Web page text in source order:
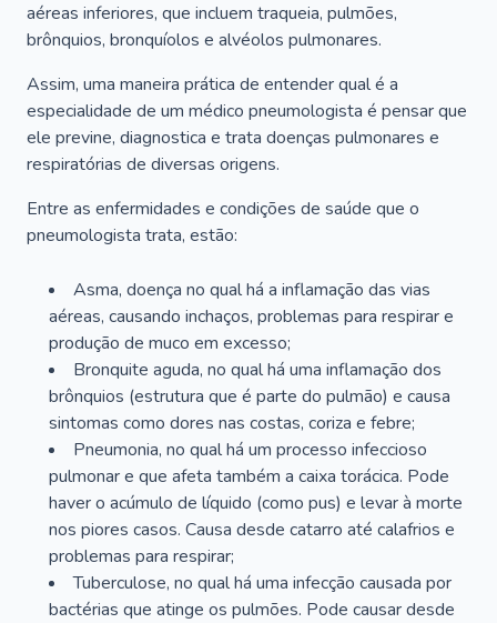
aéreas inferiores, que incluem traqueia, pulmões,
brônquios, bronquíolos e alvéolos pulmonares.
Assim, uma maneira prática de entender qual é a
especialidade de um médico pneumologista é pensar que
ele previne, diagnostica e trata doenças pulmonares e
respiratórias de diversas origens.
Entre as enfermidades e condições de saúde que o
pneumologista trata, estão:
Asma, doença no qual há a inflamação das vias
aéreas, causando inchaços, problemas para respirar e
produção de muco em excesso;
Bronquite aguda, no qual há uma inflamação dos
brônquios (estrutura que é parte do pulmão) e causa
sintomas como dores nas costas, coriza e febre;
Pneumonia, no qual há um processo infeccioso
pulmonar e que afeta também a caixa torácica. Pode
haver o acúmulo de líquido (como pus) e levar à morte
nos piores casos. Causa desde catarro até calafrios e
problemas para respirar;
Tuberculose, no qual há uma infecção causada por
bactérias que atinge os pulmões. Pode causar desde